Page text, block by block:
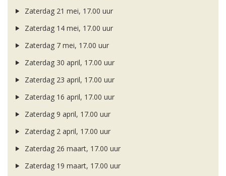
Zaterdag 21 mei, 17.00 uur
Zaterdag 14 mei, 17.00 uur
Zaterdag 7 mei, 17.00 uur
Zaterdag 30 april, 17.00 uur
Zaterdag 23 april, 17.00 uur
Zaterdag 16 april, 17.00 uur
Zaterdag 9 april, 17.00 uur
Zaterdag 2 april, 17.00 uur
Zaterdag 26 maart, 17.00 uur
Zaterdag 19 maart, 17.00 uur